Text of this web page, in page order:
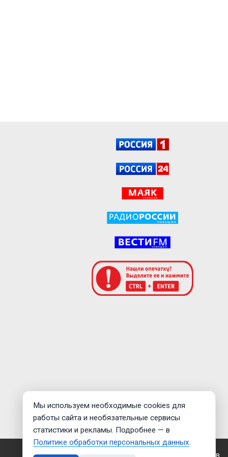
Дмитрий Мигилев
Мы используем необходимые cookies для
работы сайта и необязательные сервисы
статистики и рекламы. Подробнее — в
Политике обработки персональных данных.